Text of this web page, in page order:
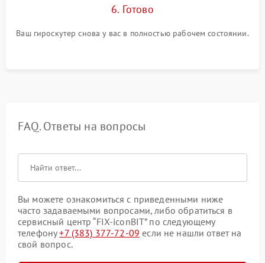
6. Готово
Ваш гироскутер снова у вас в полностью рабочем состоянии.
FAQ. Ответы на вопросы
Вы можете ознакомиться с приведенными ниже
часто задаваемыми вопросами, либо обратиться в
сервисный центр “FIX-iconBIT” по следующему
телефону+7 (383) 377-72-09 если не нашли ответ на
свой вопрос.